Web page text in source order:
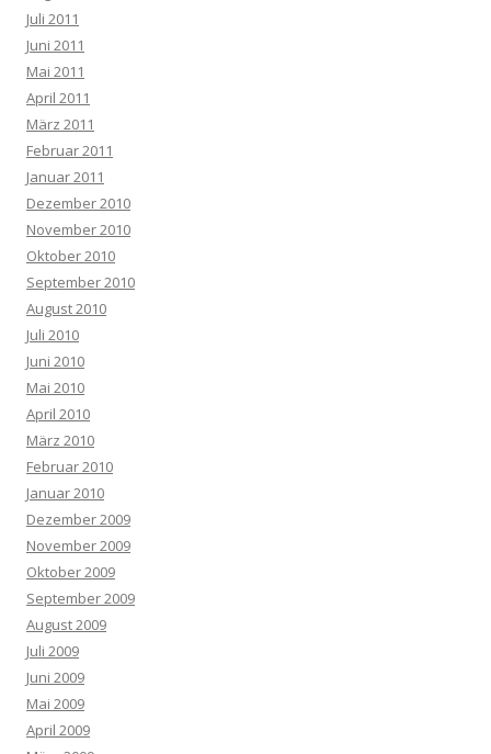
Juli 2011
Juni 2011
Mai 2011
April 2011
März 2011
Februar 2011
Januar 2011
Dezember 2010
November 2010
Oktober 2010
September 2010
August 2010
Juli 2010
Juni 2010
Mai 2010
April 2010
März 2010
Februar 2010
Januar 2010
Dezember 2009
November 2009
Oktober 2009
September 2009
August 2009
Juli 2009
Juni 2009
Mai 2009
April 2009